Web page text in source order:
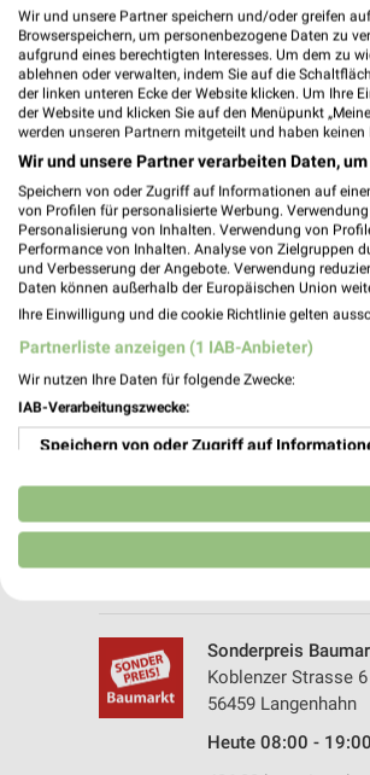
OBI Montabaur
Heute 08:00 -
Sonderpreis
Koblenzer Strasse 6
56459 Langenhahn
Heute 08:00 -
Wir und unsere Partner speichern und/oder greifen
Browserspeichern, um personenbezogene Daten zu
aufgrund eines berechtigten Interesses. Um dem zu
ablehnen oder verwalten, indem Sie auf die
der linken unteren Ecke der Website klicken. Um Ihre
der Website und klicken Sie auf den Menüpunkt
werden unseren Partnern mitgeteilt und haben
Wir und unsere Partner verarbeiten Daten,
Speichern von oder Zugriff auf Informationen auf
von Profilen für personalisierte Werbung.
Personalisierung von Inhalten. Verwendung von
Performance von Inhalten. Analyse von Zielgruppen
und Verbesserung der Angebote. Verwendung
Daten können außerhalb der Europäischen Union
Ihre Einwilligung und die cookie Richtlinie gelten
Partnerliste anzeigen (1 IAB-Anbieter)
Wir nutzen Ihre Daten für folgende Zwecke:
IAB-Verarbeitungszwecke:
Speichern von oder Zugriff auf
Verwendung reduzierter Daten zur
Erstellung von Profilen für personalisierte
Erstellung von Profilen zur
Verwendung von Profilen zur Auswahl
Messung der Werbeleistung